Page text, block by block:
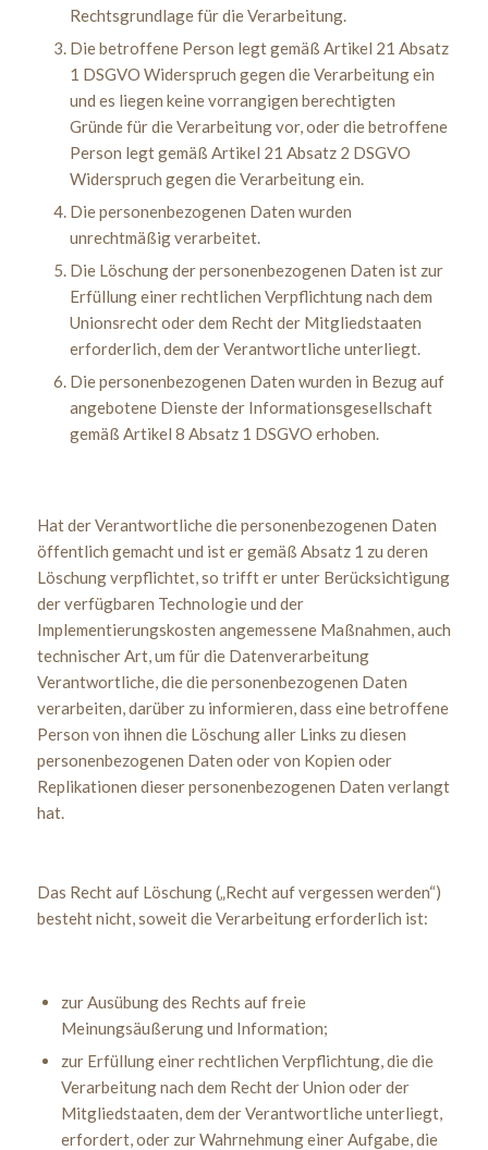
Rechtsgrundlage für die Verarbeitung.
Die betroffene Person legt gemäß Artikel 21 Absatz
1 DSGVO Widerspruch gegen die Verarbeitung ein
und es liegen keine vorrangigen berechtigten
Gründe für die Verarbeitung vor, oder die betroffene
Person legt gemäß Artikel 21 Absatz 2 DSGVO
Widerspruch gegen die Verarbeitung ein.
Die personenbezogenen Daten wurden
unrechtmäßig verarbeitet.
Die Löschung der personenbezogenen Daten ist zur
Erfüllung einer rechtlichen Verpflichtung nach dem
Unionsrecht oder dem Recht der Mitgliedstaaten
erforderlich, dem der Verantwortliche unterliegt.
Die personenbezogenen Daten wurden in Bezug auf
angebotene Dienste der Informationsgesellschaft
gemäß Artikel 8 Absatz 1 DSGVO erhoben.
Hat der Verantwortliche die personenbezogenen Daten
öffentlich gemacht und ist er gemäß Absatz 1 zu deren
Löschung verpflichtet, so trifft er unter Berücksichtigung
der verfügbaren Technologie und der
Implementierungskosten angemessene Maßnahmen, auch
technischer Art, um für die Datenverarbeitung
Verantwortliche, die die personenbezogenen Daten
verarbeiten, darüber zu informieren, dass eine betroffene
Person von ihnen die Löschung aller Links zu diesen
personenbezogenen Daten oder von Kopien oder
Replikationen dieser personenbezogenen Daten verlangt
hat.
Das Recht auf Löschung („Recht auf vergessen werden“)
besteht nicht, soweit die Verarbeitung erforderlich ist:
zur Ausübung des Rechts auf freie
Meinungsäußerung und Information;
zur Erfüllung einer rechtlichen Verpflichtung, die die
Verarbeitung nach dem Recht der Union oder der
Mitgliedstaaten, dem der Verantwortliche unterliegt,
erfordert, oder zur Wahrnehmung einer Aufgabe, die